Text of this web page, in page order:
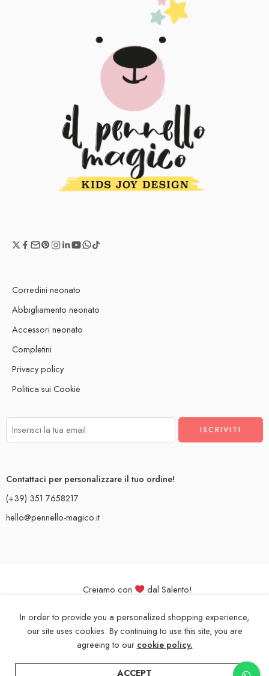
Corredini neonato
Abbigliamento neonato
Accessori neonato
Completini
Privacy policy
Politica sui Cookie
Contattaci per personalizzare il tuo ordine!
(+39) 351 7658217
hello@pennello-magico.it
Creiamo con
dal Salento!
In order to provide you a personalized shopping experience,
our site uses cookies. By continuing to use this site, you are
agreeing to our cookie policy.
ACCEPT